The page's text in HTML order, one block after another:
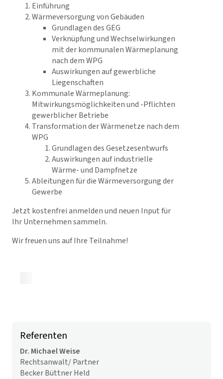
Einführung
Wärmeversorgung von Gebäuden
Grundlagen des GEG
Verknüpfung und Wechselwirkungen
mit der kommunalen Wärmeplanung
nach dem WPG
Auswirkungen auf gewerbliche
Liegenschaften
Kommunale Wärmeplanung:
Mitwirkungsmöglichkeiten und -Pflichten
gewerblicher Betriebe
Transformation der Wärmenetze nach dem
WPG
Grundlagen des Gesetzesentwurfs
Auswirkungen auf industrielle
Wärme- und Dampfnetze
Ableitungen für die Wärmeversorgung der
Gewerbe
Jetzt kostenfrei anmelden und neuen Input für
Ihr Unternehmen sammeln.
Wir freuen uns auf Ihre Teilnahme!
Referenten
Dr. Michael Weise
Rechtsanwalt/ Partner
Becker Büttner Held